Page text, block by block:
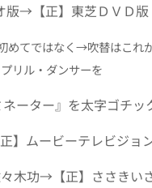
版→【正】東芝ＤＶＤ版
めてではなく→吹替はこれ
リル・ダンサーを
ネーター』を太字ゴチッ
】ムービーテレビジョ
々木功→【正】ささき